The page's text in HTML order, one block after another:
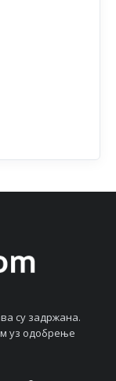
су задржана.
уз одобрeњe